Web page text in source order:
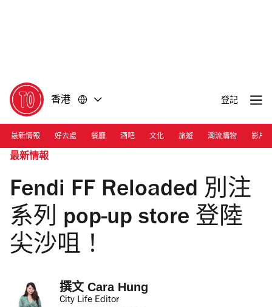
香港 登記
最新情報 好去處 餐廳 酒吧 文化 旅遊 潮流購物 影片
最新情報
Fendi FF Reloaded 別注
系列 pop-up store 登陸
尖沙咀！
撰文 Cara Hung
City Life Editor